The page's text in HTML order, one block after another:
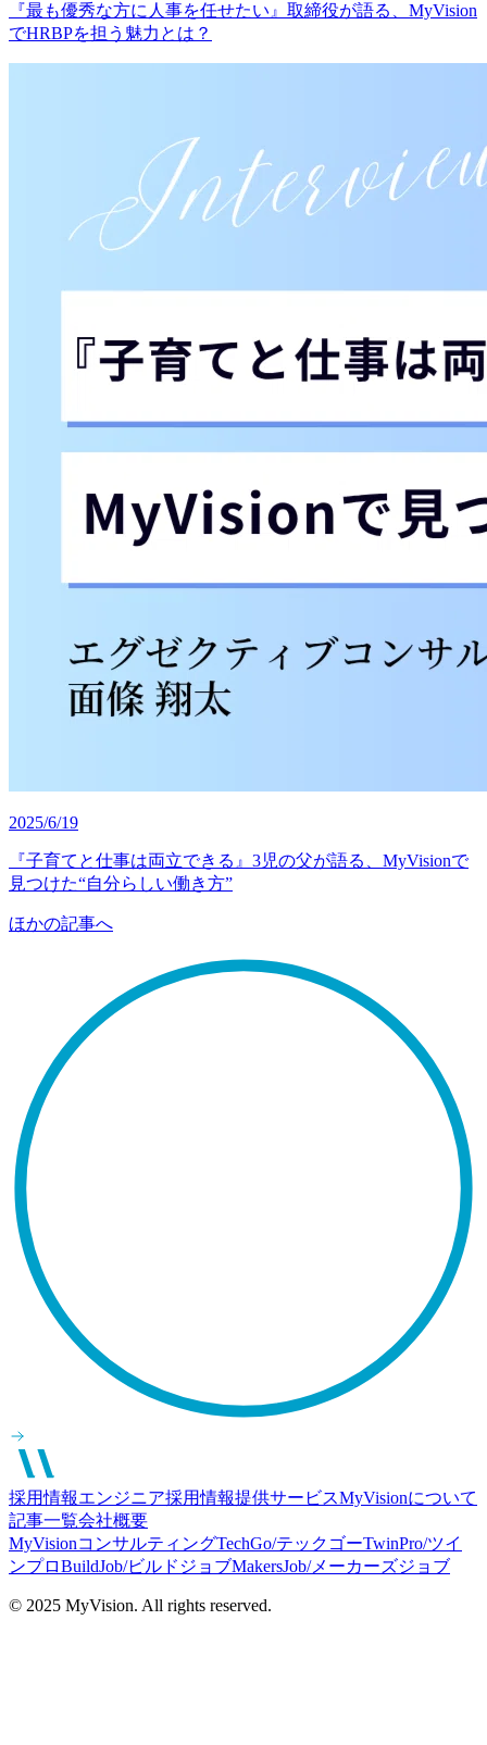
『最も優秀な方に人事を任せたい』取締役が語る、MyVision
でHRBPを担う魅力とは？
2025/6/19
『子育てと仕事は両立できる』3児の父が語る、MyVisionで
見つけた“自分らしい働き方”
ほかの記事へ
採用情報エンジニア採用情報提供サービスMyVisionについて
記事一覧会社概要
MyVisionコンサルティングTechGo/テックゴーTwinPro/ツイ
ンプロBuildJob/ビルドジョブMakersJob/メーカーズジョブ
© 2025 MyVision. All rights reserved.